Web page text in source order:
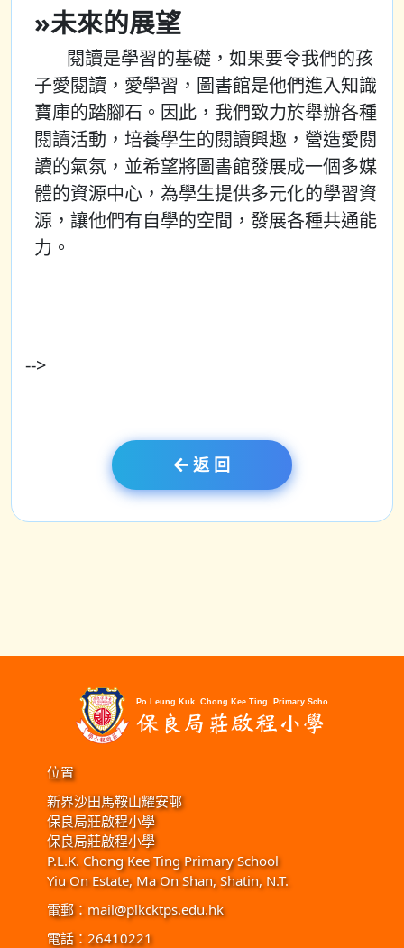
»未來的展望
閱讀是學習的基礎，如果要令我們的孩
子愛閱讀，愛學習，圖書館是他們進入知識
寶庫的踏腳石。因此，我們致力於舉辦各種
閱讀活動，培養學生的閱讀興趣，營造愛閱
讀的氣氛，並希望將圖書館發展成一個多媒
體的資源中心，為學生提供多元化的學習資
源，讓他們有自學的空間，發展各種共通能
力。
-->
返 回
位置
新界沙田馬鞍山耀安邨
保良局莊啟程小學
保良局莊啟程小學
P.L.K. Chong Kee Ting Primary School
Yiu On Estate, Ma On Shan, Shatin, N.T.
電郵： mail@plkcktps.edu.hk
電話：26410221